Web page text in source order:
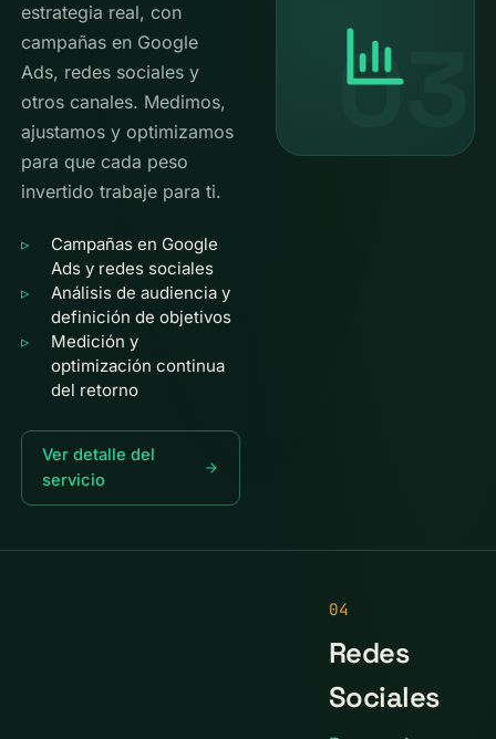
estrategia real, con
campañas en Google
Ads, redes sociales y
otros canales. Medimos,
ajustamos y optimizamos
para que cada peso
invertido trabaje para ti.
Campañas en Google
Ads y redes sociales
Análisis de audiencia y
definición de objetivos
Medición y
optimización continua
del retorno
Ver detalle del
servicio
03
04
Redes
Sociales